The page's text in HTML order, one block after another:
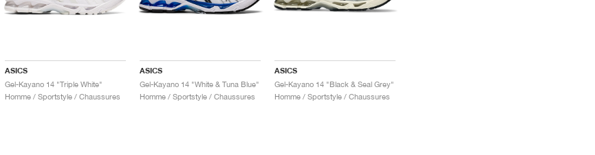
ASICS
Gel-Kayano 14 "Triple White"
Homme / Sportstyle / Chaussures
ASICS
Gel-Kayano 14 "White & Tuna Blue"
Homme / Sportstyle / Chaussures
ASICS
Gel-Kayano 14 "Black & Seal Grey"
Homme / Sportstyle / Chaussures